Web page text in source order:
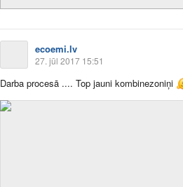
ecoemi.lv
27. jūl 2017 15:51
Darba procesā .... Top jauni kombinezoniņi